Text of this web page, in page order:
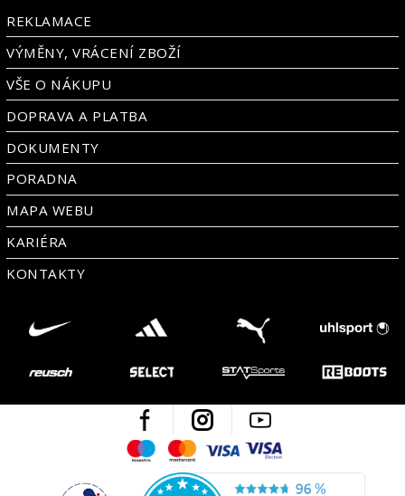
REKLAMACE
VÝMĚNY, VRÁCENÍ ZBOŽÍ
VŠE O NÁKUPU
DOPRAVA A PLATBA
DOKUMENTY
PORADNA
MAPA WEBU
KARIÉRA
KONTAKTY
Facebook Instagram
MaestroMastercard
Visa
Česká kvalita